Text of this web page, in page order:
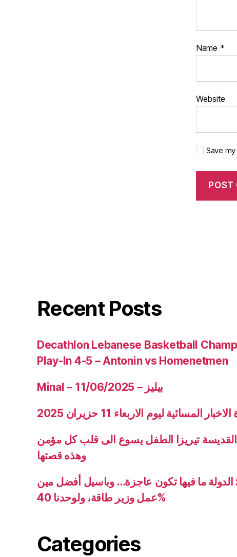
Name *
Website
Save
Recent Posts
Decathlon Lebanese Basketball
Play-In 4-5 – Antonin vs Homenetmen
Minal – 11/06/2025 – بيليز
المسائية ليوم الاربعاء 11 حزيران 2025
تيريزا الطفل يسوع الى قلب كل مؤمن
وهذه قصتها
ما فيها تكون عاجزة… وباسيل أفضل مين
عمل وزير طاقة، ولوحدنا 40%
Categories